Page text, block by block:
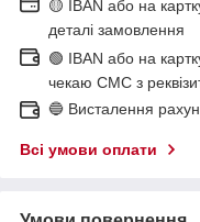
🟡 IBAN або на
деталі замовлення
🟢 IBAN або на
чекаю СМС з
🔵 Висталення
Всі умови оплати